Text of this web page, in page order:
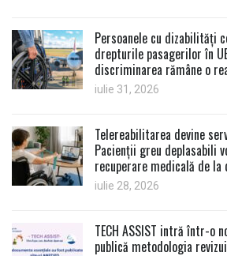
Persoanele cu dizabilități
drepturile pasagerilor în
discriminarea rămâne o
iulie 31, 2026
Telereabilitarea devine
Pacienții greu deplasabili
recuperare medicală de la
iulie 28, 2026
TECH ASSIST intră într-o
publică metodologia